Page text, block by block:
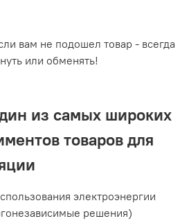
вам не подошел товар - всегда
или обменять!
из самых широких
товаров для
электроэнергии
решения)